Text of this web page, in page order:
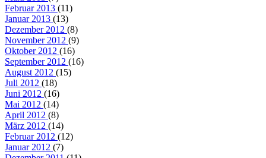
Februar 2013 (11)
Januar 2013 (13)
Dezember 2012 (8)
November 2012 (9)
Oktober 2012 (16)
September 2012 (16)
August 2012 (15)
Juli 2012 (18)
Juni 2012 (16)
Mai 2012 (14)
April 2012 (8)
März 2012 (14)
Februar 2012 (12)
Januar 2012 (7)